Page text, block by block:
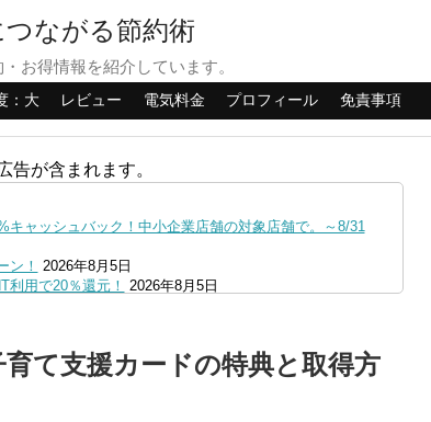
ながる節約術
お得情報を紹介しています。
：大 レビュー 電気料金 プロフィール 免責事項
告が含まれます。
キャッシュバック！中小企業店舗の対象店舗で。～8/31
ン！ 2026年8月5日
利用で20％還元！ 2026年8月5日
丘などでVポイント最大10％還元！さらにVカードクーポ
あたる抽選キャンペーン！8/31まで
て支援カードの特典と取得方